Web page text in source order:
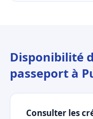
Disponibilité
passeport à
Consulter les